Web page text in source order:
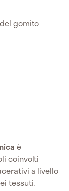
gomito
è
coinvolti
a livello
tessuti,